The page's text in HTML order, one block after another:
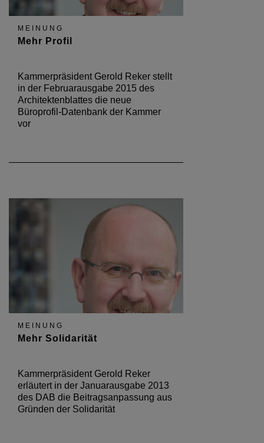
MEINUNG
Mehr Profil
Kammerpräsident Gerold Reker stellt
in der Februarausgabe 2015 des
Architektenblattes die neue
Büroprofil-Datenbank der Kammer
vor
MEINUNG
Mehr Solidarität
Kammerpräsident Gerold Reker
erläutert in der Januarausgabe 2013
des DAB die Beitragsanpassung aus
Gründen der Solidarität